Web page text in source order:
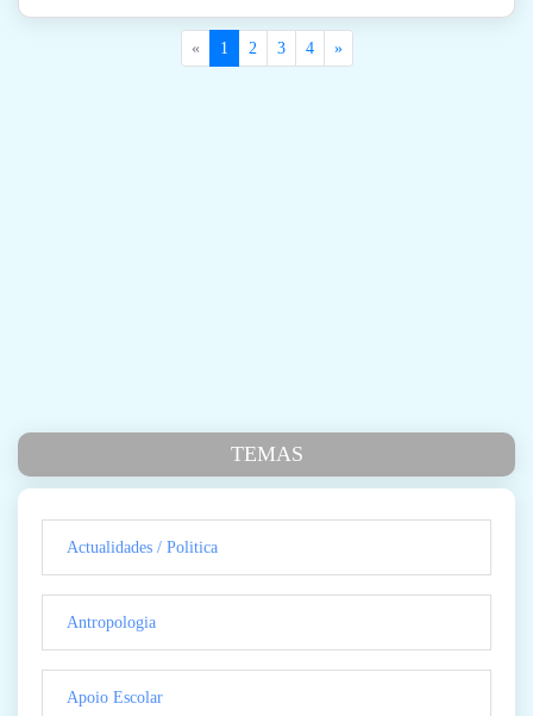
« 1 2 3 4 »
TEMAS
Actualidades / Politica
Antropologia
Apoio Escolar